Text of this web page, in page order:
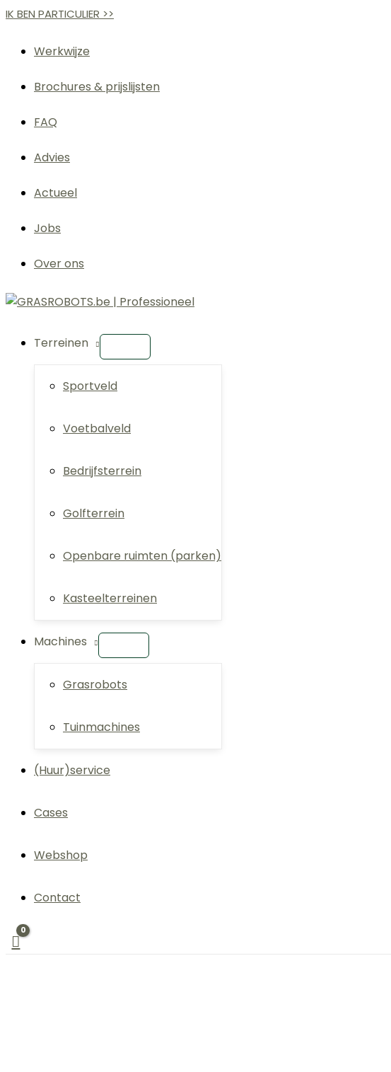
Ga
IK BEN PARTICULIER >>
Werkwijze
Brochures & prijslijsten
FAQ
Advies
Actueel
Jobs
Over ons
Terreinen
Sportveld
Voetbalveld
Bedrijfsterrein
Golfterrein
Openbare ruimten (parken)
Kasteelterreinen
Machines
Grasrobots
Tuinmachines
(Huur)service
Cases
Webshop
Contact